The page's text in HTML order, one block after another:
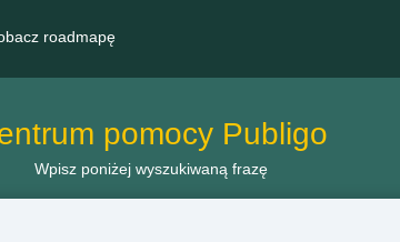
roadmapę
pomocy Publigo
Wpisz poniżej wyszukiwaną frazę